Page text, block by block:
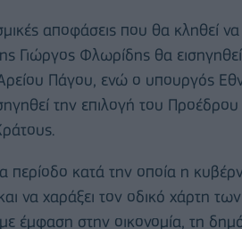
αποφάσεις που θα κληθεί να
Γιώργος Φλωρίδης θα
Πάγου, ενώ ο υπουργός
την επιλογή του
περίοδο κατά την οποία η
να χαράξει τον οδικό χάρτη
έμφαση στην οικονομία, τη